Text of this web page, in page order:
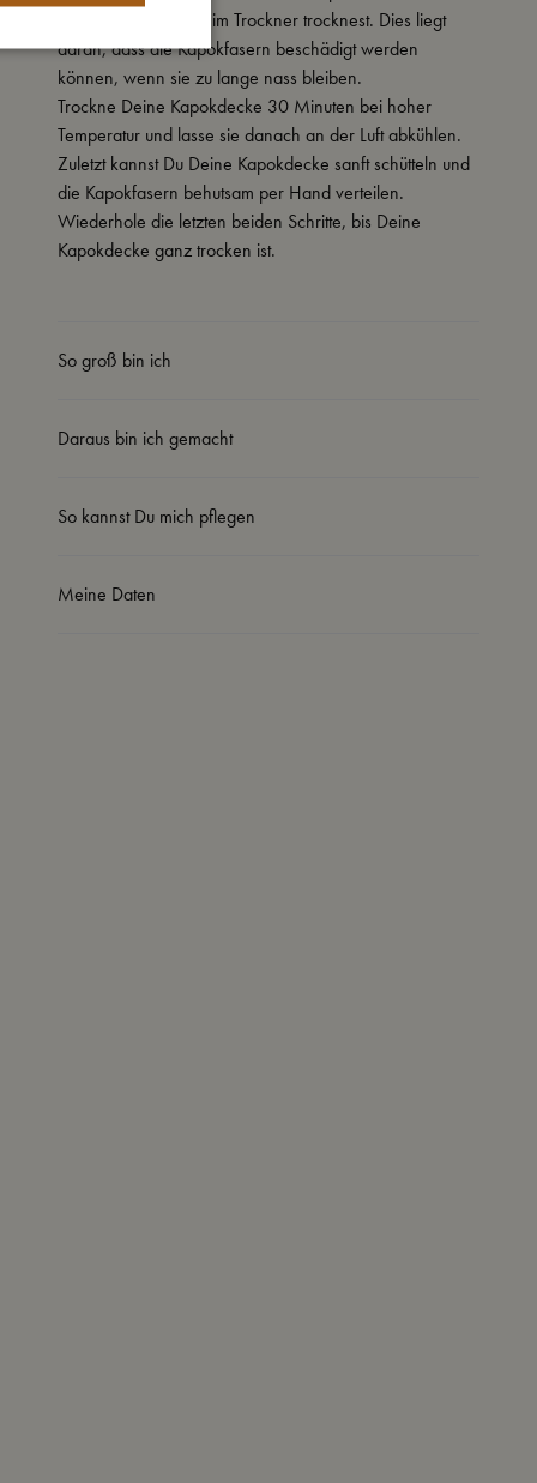
nach dem Waschen im Trockner trocknest. Dies liegt
daran, dass die Kapokfasern beschädigt werden
können, wenn sie zu lange nass bleiben.
Trockne Deine Kapokdecke 30 Minuten bei hoher
Temperatur und lasse sie danach an der Luft abkühlen.
Zuletzt kannst Du Deine Kapokdecke sanft schütteln und
die Kapokfasern behutsam per Hand verteilen.
Wiederhole die letzten beiden Schritte, bis Deine
Kapokdecke ganz trocken ist.
So groß bin ich
Daraus bin ich gemacht
So kannst Du mich pflegen
Meine Daten